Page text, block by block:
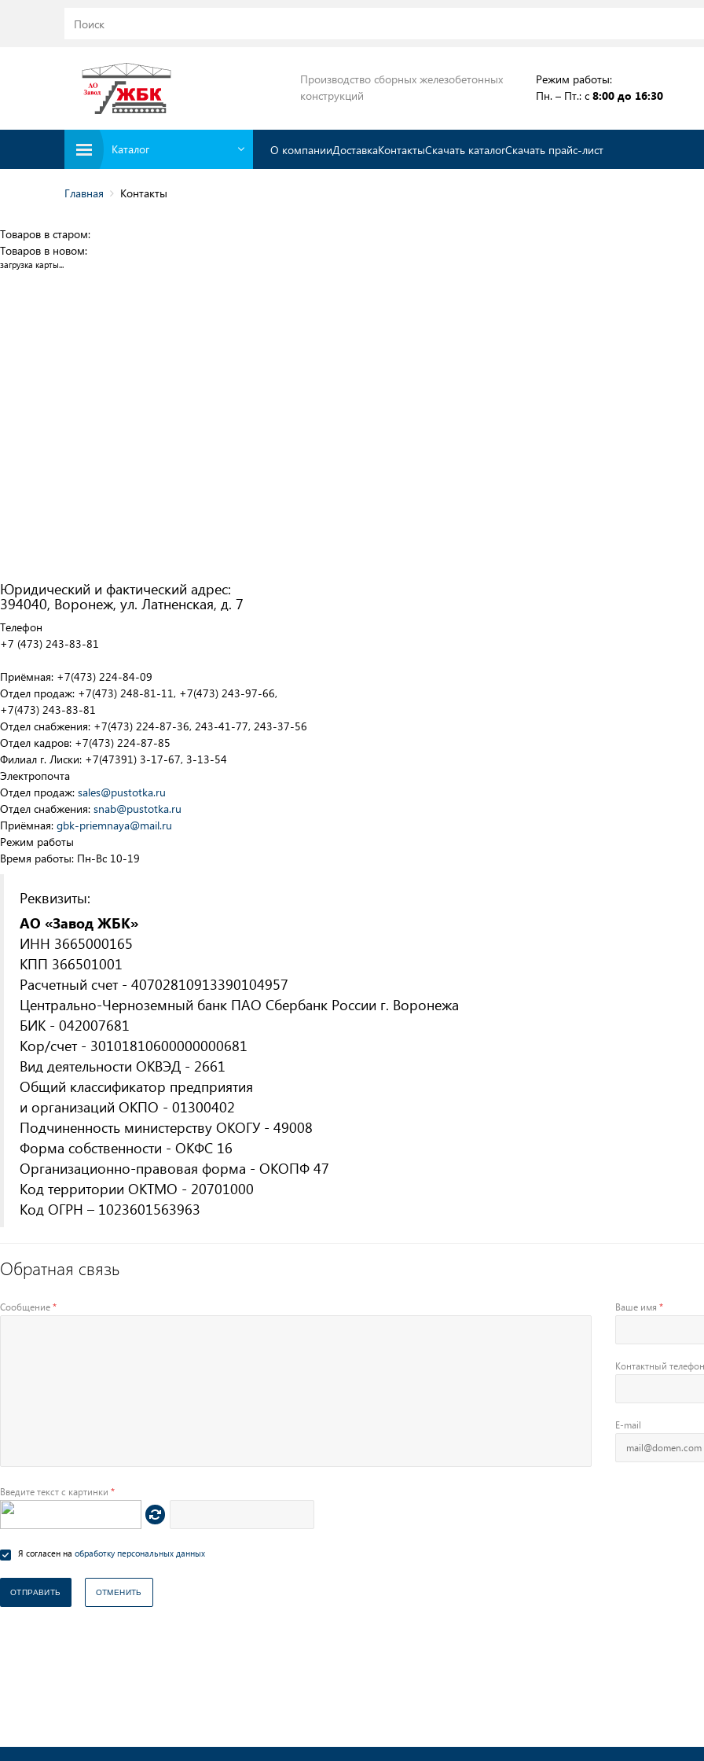
Производство сборных железобетонных
конструкций
Режим работы:
Пн. – Пт.: с 8:00 до 16:30
Каталог О компанииДоставкаКонтактыСкачать каталогСкачать прайс-лист
Главная Контакты
Товаров в старом:
Товаров в новом:
загрузка карты...
Юридический и фактический адрес:
394040, Воронеж, ул. Латненская, д. 7
Телефон
+7 (473) 243-83-81
Приёмная: +7(473) 224-84-09
Отдел продаж: +7(473) 248-81-11, +7(473) 243-97-66,
+7(473) 243-83-81
Отдел снабжения: +7(473) 224-87-36, 243-41-77, 243-37-56
Отдел кадров: +7(473) 224-87-85
Филиал г. Лиски: +7(47391) 3-17-67, 3-13-54
Электропочта
Отдел продаж: sales@pustotka.ru
Отдел снабжения: snab@pustotka.ru
Приёмная: gbk-priemnaya@mail.ru
Режим работы
Время работы: Пн-Вс 10-19
Реквизиты:
АО «Завод ЖБК»
ИНН 3665000165
КПП 366501001
Расчетный счет - 40702810913390104957
Центрально-Черноземный банк ПАО Сбербанк России г. Воронежа
БИК - 042007681
Кор/счет - 30101810600000000681
Вид деятельности ОКВЭД - 2661
Общий классификатор предприятия
и организаций ОКПО - 01300402
Подчиненность министерству ОКОГУ - 49008
Форма собственности - ОКФС 16
Организационно-правовая форма - ОКОПФ 47
Код территории ОКТМО - 20701000
Код ОГРН – 1023601563963
Обратная связь
Сообщение * Ваше имя *
Контактный
E-mail
Введите текст с картинки *
Я согласен на обработку персональных данных
ОТМЕНИТЬ